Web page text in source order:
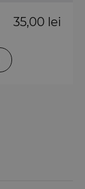
35,00 lei